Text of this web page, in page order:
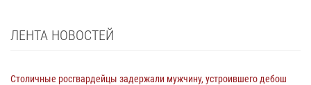
ЛЕНТА НОВОСТЕЙ
Столичные росгвардейцы задержали мужчину, устроившего дебош